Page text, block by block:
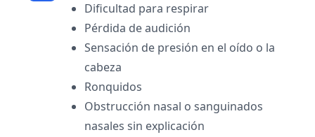
Dificultad para respirar
Pérdida de audición
Sensación de presión en el oído o la
cabeza
Ronquidos
Obstrucción nasal o sanguinados
nasales sin explicación